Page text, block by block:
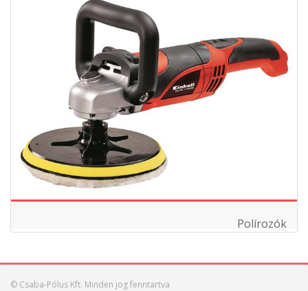
Polírozók
© Csaba-Pólus Kft. Minden jog fenntartva